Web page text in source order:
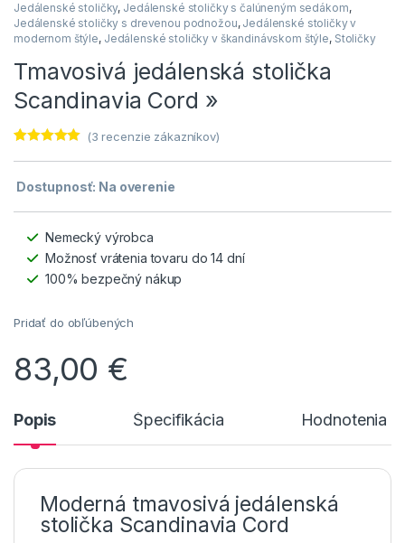
Jedálenské stoličky, Jedálenské stoličky s čalúneným sedákom,
Jedálenské stoličky s drevenou podnožou, Jedálenské stoličky v
modernom štýle, Jedálenské stoličky v škandinávskom štýle, Stoličky
Tmavosivá jedálenská stolička
Scandinavia Cord »
základe
zákazníckych
(3 recenzie zákazníkov)
Dostupnosť: Na overenie
Nemecký výrobca
Možnosť vrátenia tovaru do 14 dní
100% bezpečný nákup
Pridať do obľúbených
83,00 €
Popis Špecifikácia Hodnotenia
Moderná tmavosivá jedálenská
stolička Scandinavia Cord